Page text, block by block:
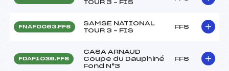
TOUR 3 – FIS
FNAF0063.FFS
SAMSE NATIONAL
TOUR 3 – FIS
FFS
FDAF1036.FFS
CASA ARNAUD
Coupe du Dauphiné
Fond N°3
FFS